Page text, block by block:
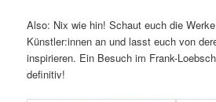
Also: Nix wie hin! Schaut euch die
Künstler:innen an und lasst euch von
inspirieren. Ein Besuch im Frank-
definitiv!